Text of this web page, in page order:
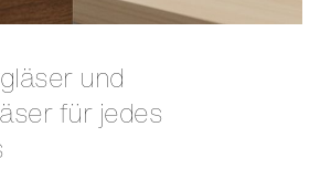
für jedes